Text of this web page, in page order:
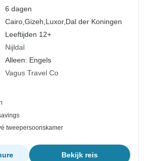
6 dagen
Cairo,Gizeh, Luxor, Dal der Koningen
Leeftijden 12+
Nijldal
Alleen: Engels
Vagus Travel Co
tweepersoonskamer
Bekijk reis